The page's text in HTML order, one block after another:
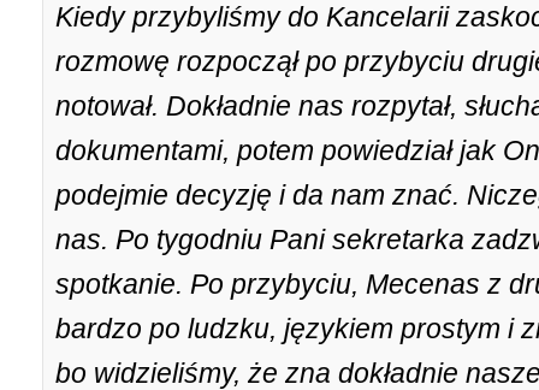
Kiedy przybyliśmy do Kancelarii
rozmowę rozpoczął po przybyciu
notował. Dokładnie nas rozpytał,
dokumentami, potem powiedział jak
podejmie decyzję i da nam znać.
nas. Po tygodniu Pani sekretarka
spotkanie. Po przybyciu, Mecenas z
bardzo po ludzku, językiem prostym i
bo widzieliśmy, że zna dokładnie